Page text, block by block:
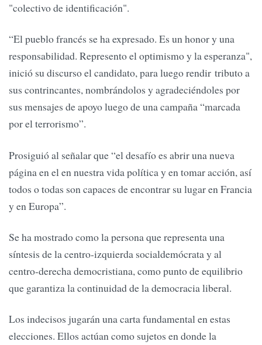
"colectivo de identificación".
“El pueblo francés se ha expresado. Es un honor y una
responsabilidad. Represento el optimismo y la esperanza",
inició su discurso el candidato, para luego rendir tributo a
sus contrincantes, nombrándolos y agradeciéndoles por
sus mensajes de apoyo luego de una campaña “marcada
por el terrorismo”.
Prosiguió al señalar que “el desafío es abrir una nueva
página en el en nuestra vida política y en tomar acción, así
todos o todas son capaces de encontrar su lugar en Francia
y en Europa”.
Se ha mostrado como la persona que representa una
síntesis de la centro-izquierda socialdemócrata y al
centro-derecha democristiana, como punto de equilibrio
que garantiza la continuidad de la democracia liberal.
Los indecisos jugarán una carta fundamental en estas
elecciones. Ellos actúan como sujetos en donde la